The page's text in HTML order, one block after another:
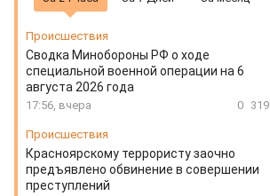
Происшествия
Сводка Минобороны РФ о ходе
специальной военной операции на 6
августа 2026 года
17:56, вчера 0 319
Происшествия
Красноярскому террористу заочно
предъявлено обвинение в совершении
преступлений